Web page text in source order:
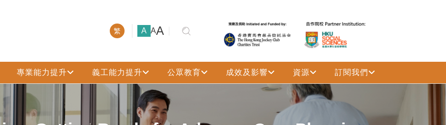
繁 A 小號字體
A中號字體
A 大號字體
專業能力提升 義工能力提升 公眾教育 成效及影響 資源 訂閱我們